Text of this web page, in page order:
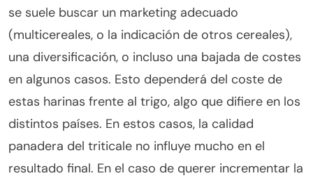
se suele buscar un marketing adecuado
(multicereales, o la indicación de otros cereales),
una diversificación, o incluso una bajada de costes
en algunos casos. Esto dependerá del coste de
estas harinas frente al trigo, algo que difiere en los
distintos países. En estos casos, la calidad
panadera del triticale no influye mucho en el
resultado final. En el caso de querer incrementar la